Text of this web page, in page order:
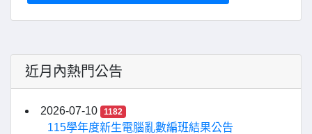
近月內熱門公告
2026-07-10 1182
115學年度新生電腦亂數編班結果公告